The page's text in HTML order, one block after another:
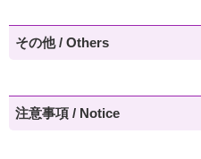
その他 / Others
注意事項 / Notice